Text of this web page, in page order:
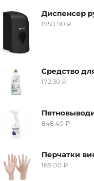
1950.90 ₽
172.30 ₽
848.40 ₽
189.00 ₽